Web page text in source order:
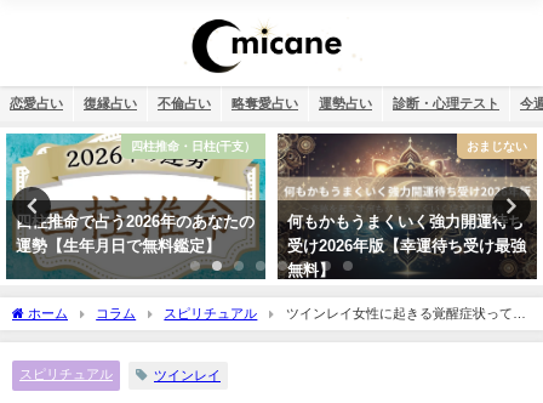
恋愛占い 復縁占い 不倫占い 略奪愛占い 運勢占い 診断・心理テスト 今
おまじない
何もかもうまくいく強力開運待ち
受け2026年版【幸運待ち受け最強
無料】
恋愛
タロット占い・恋人はいつでき
る？彼氏はいつできるのか診断し
ます！
ホーム コラム スピリチュアル
ツインレイ女性に起きる覚醒症状って何
がある？覚醒前後に起きること
スピリチュアル ツインレイ